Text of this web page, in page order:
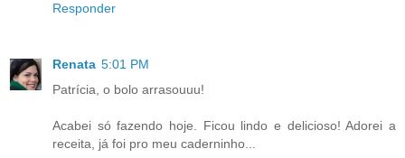
Responder
Renata 5:01 PM
Patrícia, o bolo arrasouuu!
Acabei só fazendo hoje. Ficou lindo e delicioso! Adorei a
receita, já foi pro meu caderninho...